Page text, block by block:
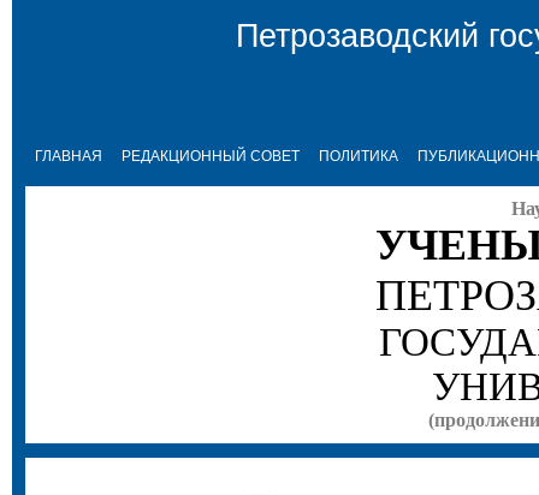
Петрозаводский
ГЛАВНАЯ РЕДАКЦИОННЫЙ СОВЕТ ПОЛИТИКА